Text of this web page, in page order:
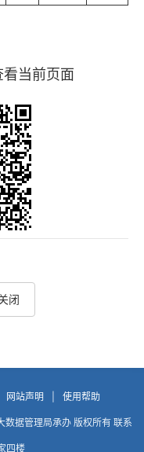
当前页面
闭
网站声明 使用帮助
数据管理局承办 版权所有 联系
四楼